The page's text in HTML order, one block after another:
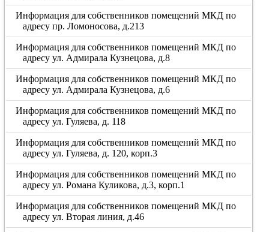
Информация для собственников помещений МКД по
адресу пр. Ломоносова, д.213
Информация для собственников помещений МКД по
адресу ул. Адмирала Кузнецова, д.8
Информация для собственников помещений МКД по
адресу ул. Адмирала Кузнецова, д.6
Информация для собственников помещений МКД по
адресу ул. Гуляева, д. 118
Информация для собственников помещений МКД по
адресу ул. Гуляева, д. 120, корп.3
Информация для собственников помещений МКД по
адресу ул. Романа Куликова, д.3, корп.1
Информация для собственников помещений МКД по
адресу ул. Вторая линия, д.46